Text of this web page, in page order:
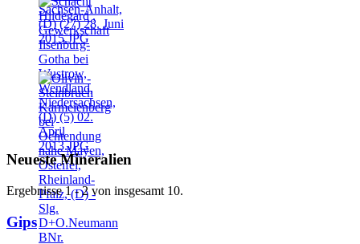
Neueste Mineralien
Ergebnisse 1 - 2 von insgesamt 10.
Gips